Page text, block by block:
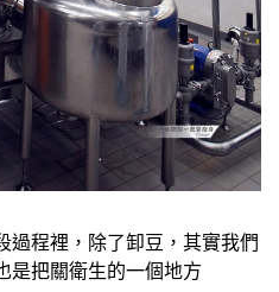
過程裡，除了卸豆，其實我們
是把關衛生的一個地方